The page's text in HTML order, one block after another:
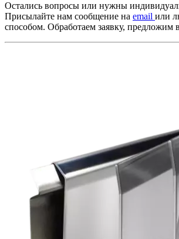
Остались вопросы или нужны
Присылайте нам сообщение на email или
способом. Обработаем заявку,